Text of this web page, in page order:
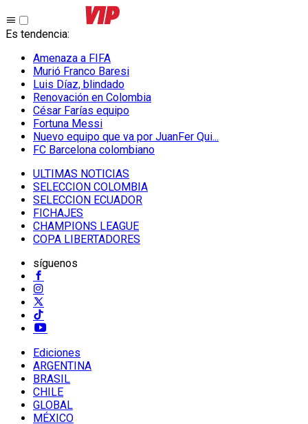
Es tendencia:
Amenaza a FIFA
Murió Franco Baresi
Luis Díaz, blindado
Renovación en Colombia
César Farías equipo
Fortuna Messi
Nuevo equipo que va por JuanFer Qui...
FC Barcelona colombiano
ULTIMAS NOTICIAS
SELECCION COLOMBIA
SELECCION ECUADOR
FICHAJES
CHAMPIONS LEAGUE
COPA LIBERTADORES
síguenos
Ediciones
ARGENTINA
BRASIL
CHILE
GLOBAL
MÉXICO